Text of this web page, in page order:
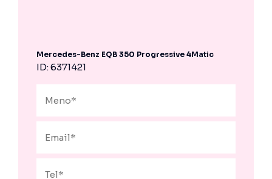
Mercedes-Benz EQB 350 Progressive 4Matic
ID: 6371421